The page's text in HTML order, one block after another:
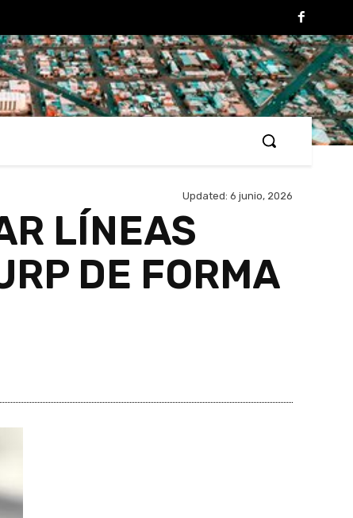
Updated: 6 junio, 2026
LÍNEAS
DE FORMA